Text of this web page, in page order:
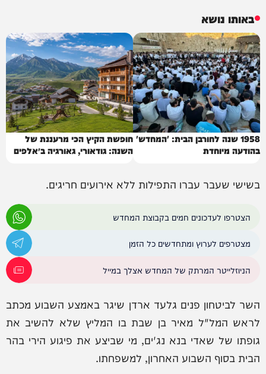
באותו נושא
1958 שנה לחורבן הבית: 'המחדש'
בהודעה מיוחדת
חופשת הקיץ הכי מרעננת של
השנה: גודאורי, גאורגיה ב״אלפים
בשישי שעבר עברו התפילות ללא אירועים חריגים.
הצטרפו לעדכונים חמים בקבוצת המחדש
מצטרפים לערוץ ומתחדשים כל הזמן
הניוזלייטר המרתק של המחדש אצלך במייל
השר לביטחון פנים גלעד ארדן שיגר באמצע השבוע מכתב
לראש המל"ל מאיר בן שבת בו המליץ שלא להשיב את
גופתו של שאדי בנא נג'ים, מי שביצע את פיגוע הירי בהר
הבית בסוף השבוע האחרון, למשפחתו.